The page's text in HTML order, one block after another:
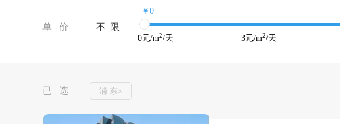
单 价 不 限
￥0
0元/m2/天 3元/m2/天
已 选 浦 东×